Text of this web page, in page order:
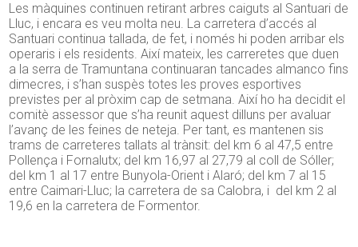
Les màquines continuen retirant arbres caiguts al Santuari de
Lluc, i encara es veu molta neu. La carretera d’accés al
Santuari continua tallada, de fet, i només hi poden arribar els
operaris i els residents. Així mateix, les carreretes que duen
a la serra de Tramuntana continuaran tancades almanco fins
dimecres, i s’han suspès totes les proves esportives
previstes per al pròxim cap de setmana. Així ho ha decidit el
comitè assessor que s’ha reunit aquest dilluns per avaluar
l’avanç de les feines de neteja. Per tant, es mantenen sis
trams de carreteres tallats al trànsit: del km 6 al 47,5 entre
Pollença i Fornalutx; del km 16,97 al 27,79 al coll de Sóller;
del km 1 al 17 entre Bunyola-Orient i Alaró; del km 7 al 15
entre Caimari-Lluc; la carretera de sa Calobra, i del km 2 al
19,6 en la carretera de Formentor.